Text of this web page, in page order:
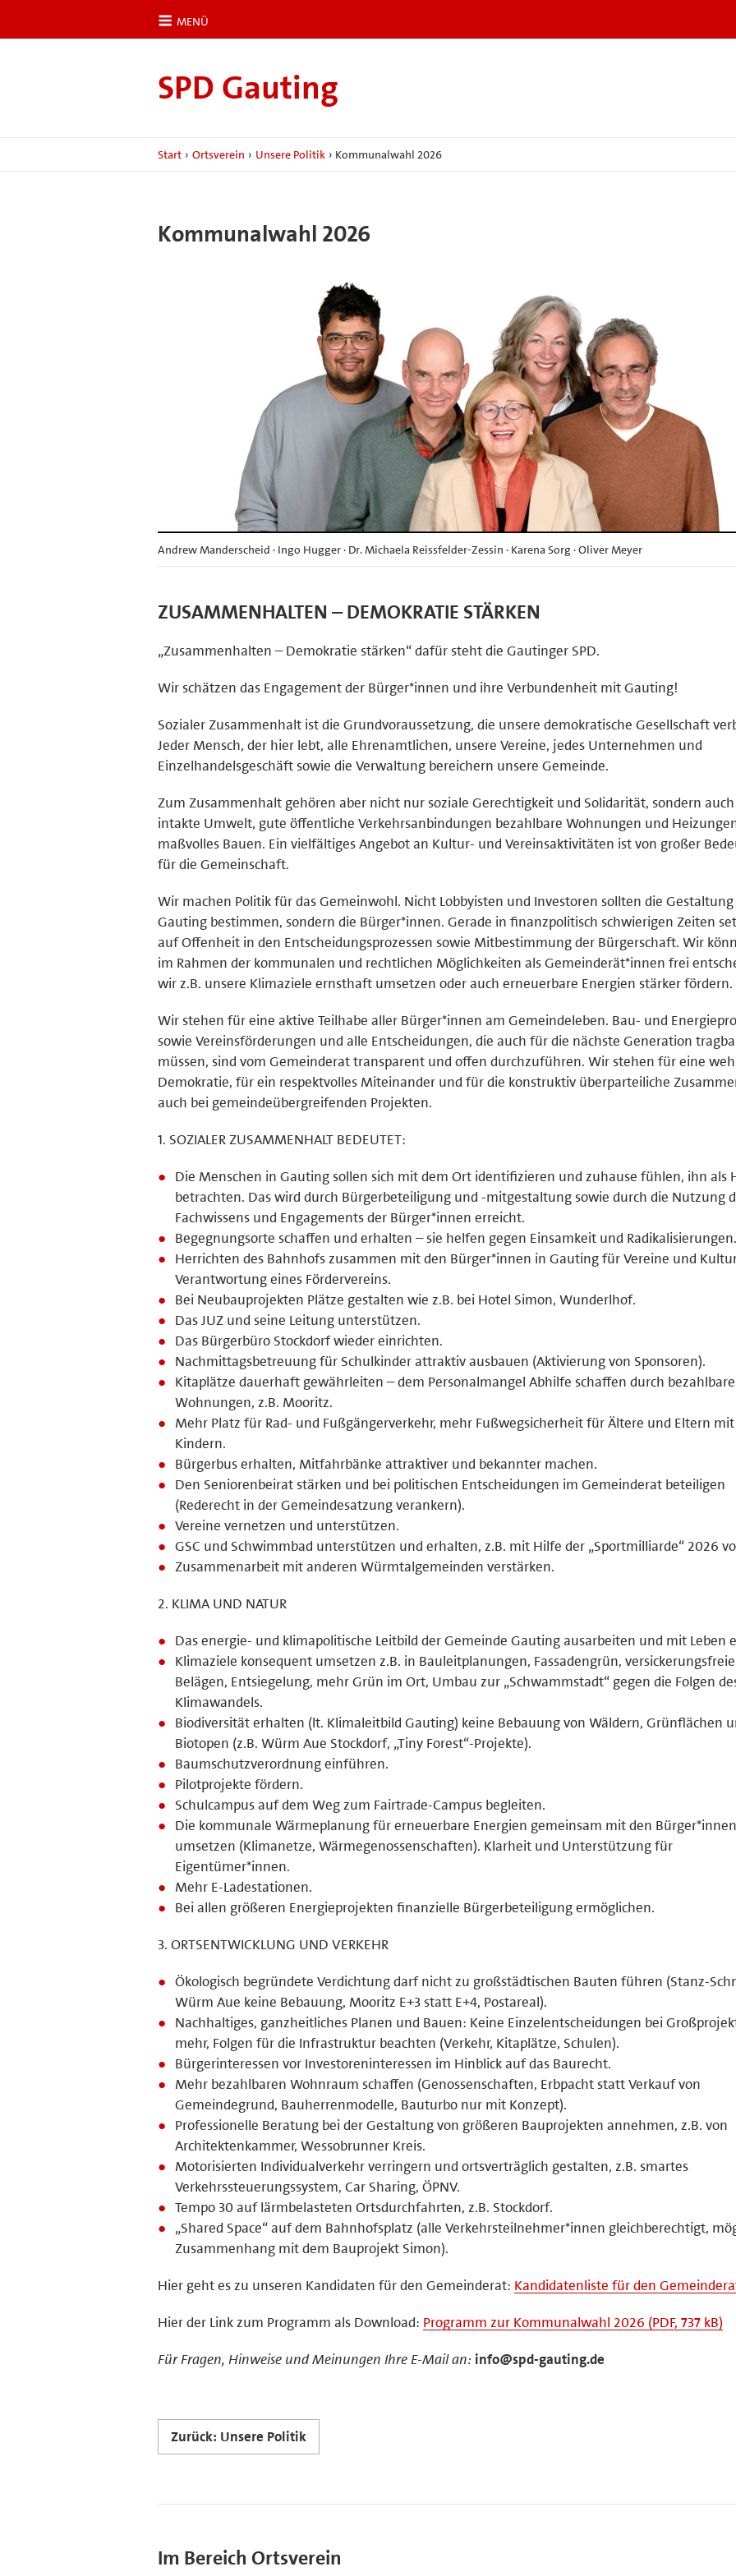
MENÜ
SPD Gauting
Start › Ortsverein › Unsere Politik › Kommunalwahl 2026
Kommunalwahl 2026
Andrew Manderscheid · Ingo Hugger · Dr. Michaela Reissfelder-Zessin · Karena Sorg · Oliver Meyer
ZUSAMMENHALTEN – DEMOKRATIE STÄRKEN
„Zusammenhalten – Demokratie stärken“ dafür steht die Gautinger SPD.
Wir schätzen das Engagement der Bürger*innen und ihre Verbundenheit mit Gauting!
Sozialer Zusammenhalt ist die Grundvoraussetzung, die unsere demokratische Gesellschaft
Jeder Mensch, der hier lebt, alle Ehrenamtlichen, unsere Vereine, jedes Unternehmen und
Einzelhandelsgeschäft sowie die Verwaltung bereichern unsere Gemeinde.
Zum Zusammenhalt gehören aber nicht nur soziale Gerechtigkeit und Solidarität, sondern
intakte Umwelt, gute öffentliche Verkehrsanbindungen bezahlbare Wohnungen und
maßvolles Bauen. Ein vielfältiges Angebot an Kultur- und Vereinsaktivitäten ist von großer
für die Gemeinschaft.
Wir machen Politik für das Gemeinwohl. Nicht Lobbyisten und Investoren sollten die
Gauting bestimmen, sondern die Bürger*innen. Gerade in finanzpolitisch schwierigen Zeiten
auf Offenheit in den Entscheidungsprozessen sowie Mitbestimmung der Bürgerschaft. Wir
im Rahmen der kommunalen und rechtlichen Möglichkeiten als Gemeinderät*innen frei
wir z.B. unsere Klimaziele ernsthaft umsetzen oder auch erneuerbare Energien stärker fördern.
Wir stehen für eine aktive Teilhabe aller Bürger*innen am Gemeindeleben. Bau- und
sowie Vereinsförderungen und alle Entscheidungen, die auch für die nächste Generation
müssen, sind vom Gemeinderat transparent und offen durchzuführen. Wir stehen für eine
Demokratie, für ein respektvolles Miteinander und für die konstruktiv überparteiliche
auch bei gemeindeübergreifenden Projekten.
1. SOZIALER ZUSAMMENHALT BEDEUTET:
Die Menschen in Gauting sollen sich mit dem Ort identifizieren und zuhause fühlen, ihn als
betrachten. Das wird durch Bürgerbeteiligung und -mitgestaltung sowie durch die Nutzung
Fachwissens und Engagements der Bürger*innen erreicht.
Begegnungsorte schaffen und erhalten – sie helfen gegen Einsamkeit und Radikalisierungen.
Herrichten des Bahnhofs zusammen mit den Bürger*innen in Gauting für Vereine und
Verantwortung eines Fördervereins.
Bei Neubauprojekten Plätze gestalten wie z.B. bei Hotel Simon, Wunderlhof.
Das JUZ und seine Leitung unterstützen.
Das Bürgerbüro Stockdorf wieder einrichten.
Nachmittagsbetreuung für Schulkinder attraktiv ausbauen (Aktivierung von Sponsoren).
Kitaplätze dauerhaft gewährleiten – dem Personalmangel Abhilfe schaffen durch bezahlbare
Wohnungen, z.B. Mooritz.
Mehr Platz für Rad- und Fußgängerverkehr, mehr Fußwegsicherheit für Ältere und Eltern mit
Kindern.
Bürgerbus erhalten, Mitfahrbänke attraktiver und bekannter machen.
Den Seniorenbeirat stärken und bei politischen Entscheidungen im Gemeinderat beteiligen
(Rederecht in der Gemeindesatzung verankern).
Vereine vernetzen und unterstützen.
GSC und Schwimmbad unterstützen und erhalten, z.B. mit Hilfe der „Sportmilliarde“ 2026
Zusammenarbeit mit anderen Würmtalgemeinden verstärken.
2. KLIMA UND NATUR
Das energie- und klimapolitische Leitbild der Gemeinde Gauting ausarbeiten und mit Leben
Klimaziele konsequent umsetzen z.B. in Bauleitplanungen, Fassadengrün,
Belägen, Entsiegelung, mehr Grün im Ort, Umbau zur „Schwammstadt“ gegen die Folgen
Klimawandels.
Biodiversität erhalten (lt. Klimaleitbild Gauting) keine Bebauung von Wäldern, Grünflächen
Biotopen (z.B. Würm Aue Stockdorf, „Tiny Forest“-Projekte).
Baumschutzverordnung einführen.
Pilotprojekte fördern.
Schulcampus auf dem Weg zum Fairtrade-Campus begleiten.
Die kommunale Wärmeplanung für erneuerbare Energien gemeinsam mit den Bürger*innen
umsetzen (Klimanetze, Wärmegenossenschaften). Klarheit und Unterstützung für
Eigentümer*innen.
Mehr E-Ladestationen.
Bei allen größeren Energieprojekten finanzielle Bürgerbeteiligung ermöglichen.
3. ORTSENTWICKLUNG UND VERKEHR
Ökologisch begründete Verdichtung darf nicht zu großstädtischen Bauten führen (Stanz-
Würm Aue keine Bebauung, Mooritz E+3 statt E+4, Postareal).
Nachhaltiges, ganzheitliches Planen und Bauen: Keine Einzelentscheidungen bei
mehr, Folgen für die Infrastruktur beachten (Verkehr, Kitaplätze, Schulen).
Bürgerinteressen vor Investoreninteressen im Hinblick auf das Baurecht.
Mehr bezahlbaren Wohnraum schaffen (Genossenschaften, Erbpacht statt Verkauf von
Gemeindegrund, Bauherrenmodelle, Bauturbo nur mit Konzept).
Professionelle Beratung bei der Gestaltung von größeren Bauprojekten annehmen, z.B. von
Architektenkammer, Wessobrunner Kreis.
Motorisierten Individualverkehr verringern und ortsverträglich gestalten, z.B. smartes
Verkehrssteuerungssystem, Car Sharing, ÖPNV.
Tempo 30 auf lärmbelasteten Ortsdurchfahrten, z.B. Stockdorf.
„Shared Space“ auf dem Bahnhofsplatz (alle Verkehrsteilnehmer*innen gleichberechtigt,
Zusammenhang mit dem Bauprojekt Simon).
Hier geht es zu unseren Kandidaten für den Gemeinderat: Kandidatenliste für den
Hier der Link zum Programm als Download: Programm zur Kommunalwahl 2026 (PDF, 737 kB)
Für Fragen, Hinweise und Meinungen Ihre E-Mail an: info@spd-gauting.de
Zurück: Unsere Politik
Im Bereich Ortsverein